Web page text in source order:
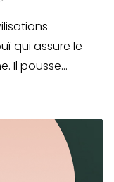
qui assure le
Il pousse…